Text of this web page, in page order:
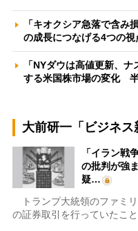
「キオクシア急落で含
の成長につなげる4つの
「NYダウは高値更新、
する米国株市場の変化
大前研一「ビジネ
「イラン戦
の批判が強
疑…
トランプ大統領のファミ
の証券取引を行っていたこ